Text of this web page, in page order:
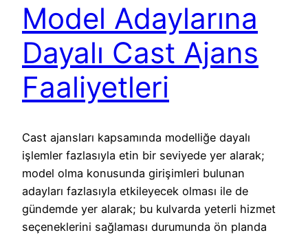
Model Adaylarına
Dayalı Cast Ajans
Faaliyetleri
Cast ajansları kapsamında modelliğe dayalı
işlemler fazlasıyla etin bir seviyede yer alarak;
model olma konusunda girişimleri bulunan
adayları fazlasıyla etkileyecek olması ile de
gündemde yer alarak; bu kulvarda yeterli hizmet
seçeneklerini sağlaması durumunda ön planda